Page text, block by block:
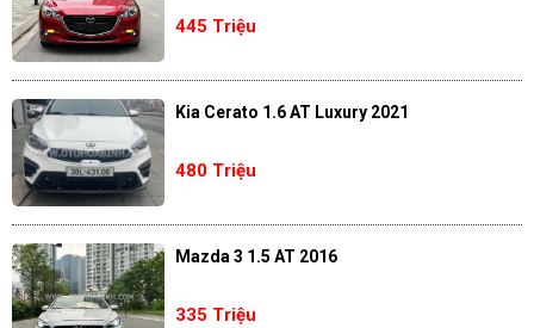
445 Triệu
Kia Cerato 1.6 AT Luxury 2021
480 Triệu
Mazda 3 1.5 AT 2016
335 Triệu